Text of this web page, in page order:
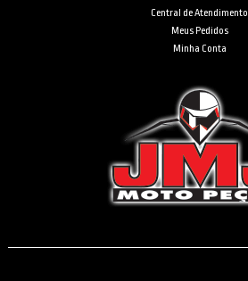
Central de Atendimento
Meus Pedidos
Minha Conta